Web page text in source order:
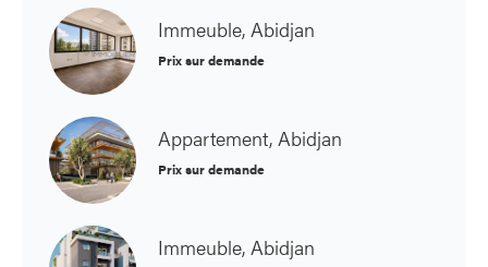
Immeuble, Abidjan
Prix sur demande
Appartement, Abidjan
Prix sur demande
Immeuble, Abidjan